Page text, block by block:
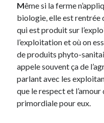
Anthony dansComment j’ai
Renaud DucherdansComment
personnelle
On parle de quoi ?
A Lyon
Bon plan du dimanche
Même si la ferme
biologie, elle est rentrée
qui est produit sur
l’exploitation et où on
de produits phyto-
appele souvent ça de
parlant avec les
que le respect et
primordiale pour eux.